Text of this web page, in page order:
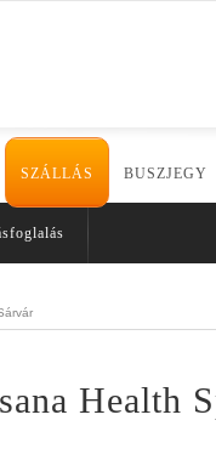
SZÁLLÁS BUSZJEGY
Health